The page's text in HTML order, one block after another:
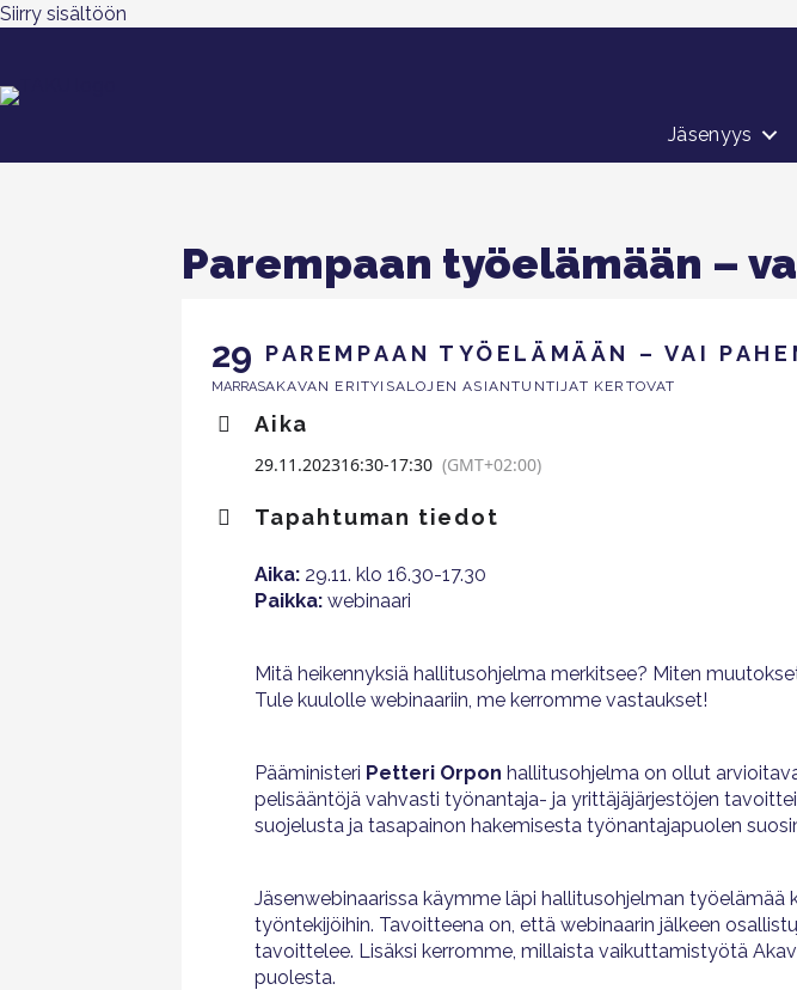
Siirry sisältöön
Jäsenyys
Parempaan työelämään –
29
MARRAS
PAREMPAAN TYÖELÄMÄÄN – VAI
AKAVAN ERITYISALOJEN ASIANTUNTIJAT KERTOVAT
Aika
29.11.202316:30-17:30 (GMT+02:00)
Tapahtuman tiedot
Aika: 29.11. klo 16.30-17.30
Paikka: webinaari
Mitä heikennyksiä hallitusohjelma merkitsee? Miten
Tule kuulolle webinaariin, me kerromme vastaukset!
Pääministeri Petteri Orpon hallitusohjelma on ollut
pelisääntöjä vahvasti työnantaja- ja yrittäjäjärjestöjen
suojelusta ja tasapainon hakemisesta työnantajapuolen
Jäsenwebinaarissa käymme läpi hallitusohjelman
työntekijöihin. Tavoitteena on, että webinaarin jälkeen
tavoittelee. Lisäksi kerromme, millaista vaikuttamistyötä
puolesta.